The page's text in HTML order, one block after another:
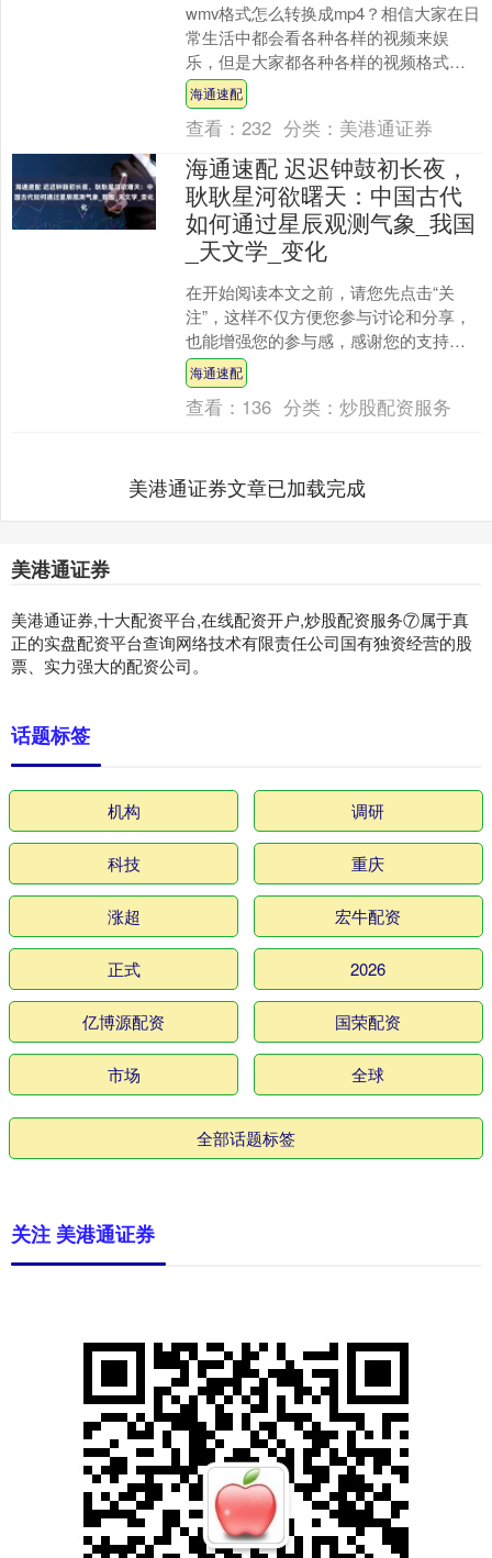
wmv格式怎么转换成mp4？相信大家在日
常生活中都会看各种各样的视频来娱
乐，但是大家都各种各样的视频格式了
解吗，相信很多人都不知道视频格式对
视频的影响也是很大的....
海通速配
查看：232 分类： 美港通证券
海通速配 迟迟钟鼓初长夜，
耿耿星河欲曙天：中国古代
如何通过星辰观测气象_我国
_天文学_变化
在开始阅读本文之前，请您先点击“关
注”，这样不仅方便您参与讨论和分享，
也能增强您的参与感，感谢您的支持。
众所周知，我国自古以来以小农经济为
主，农业一直是我国各....
海通速配
查看： 136 分类：炒股配资服务
美港通证券文章已加载完成
美港通证券
美港通证券,十大配资平台,在线配资开户,炒股配资服务⑦属于真
正的实盘配资平台查询网络技术有限责任公司国有独资经营的股
票、实力强大的配资公司。
话题标签
机构 调研
科技 重庆
涨超 宏牛配资
正式 2026
亿博源配资 国荣配资
市场 全球
全部话题标签
关注 美港通证券